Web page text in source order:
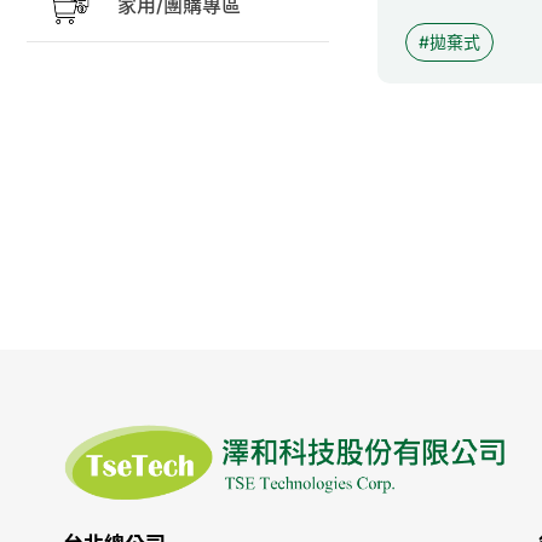
拋棄式